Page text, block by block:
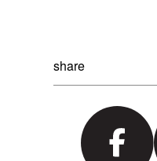
share